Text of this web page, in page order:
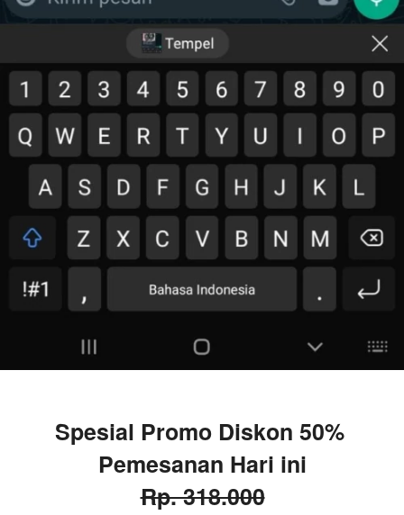
Spesial Promo Diskon 50%
Pemesanan Hari ini
Rp. 318.000